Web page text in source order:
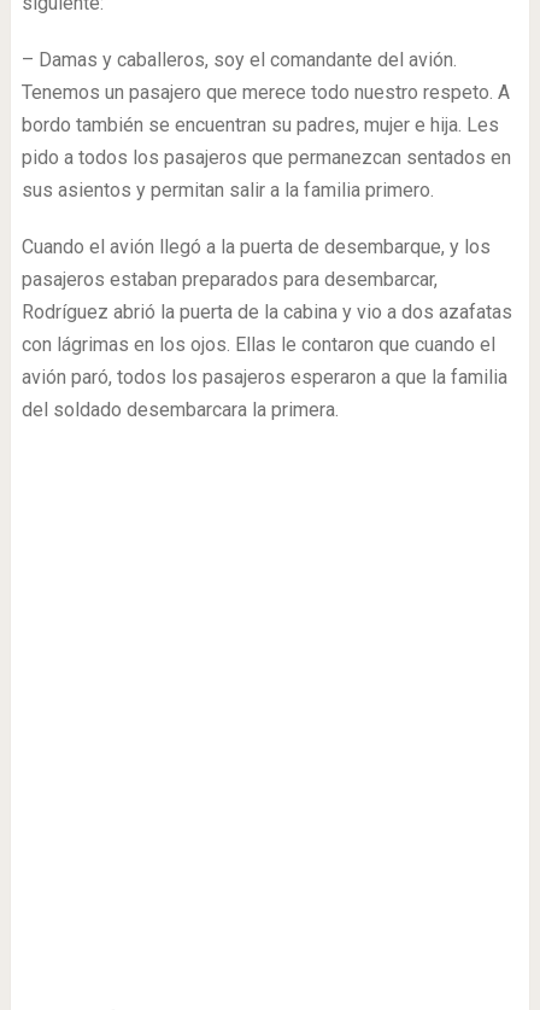
– Damas y caballeros, soy el comandante del avión.
Tenemos un pasajero que merece todo nuestro respeto. A
bordo también se encuentran su padres, mujer e hija. Les
pido a todos los pasajeros que permanezcan sentados en
sus asientos y permitan salir a la familia primero.
Cuando el avión llegó a la puerta de desembarque, y los
pasajeros estaban preparados para desembarcar,
Rodríguez abrió la puerta de la cabina y vio a dos azafatas
con lágrimas en los ojos. Ellas le contaron que cuando el
avión paró, todos los pasajeros esperaron a que la familia
del soldado desembarcara la primera.